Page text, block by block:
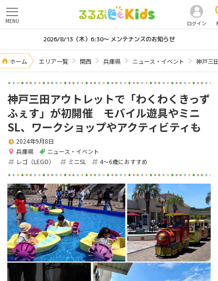
ログイン
MENU
2026/8/13（木）6:30～ メンテナンスのお知らせ
ホーム エリア一覧 関西 兵庫県 ニュース・イベント 神戸三
神戸三田アウトレットで「わくわくきっず
ふぇす」が初開催 モバイル遊具やミニ
SL、ワークショップやアクティビティも
兵庫県 ニュース・イベント
2024年9月8日
レゴ（LEGO） ミニSL 4～6歳におすすめ